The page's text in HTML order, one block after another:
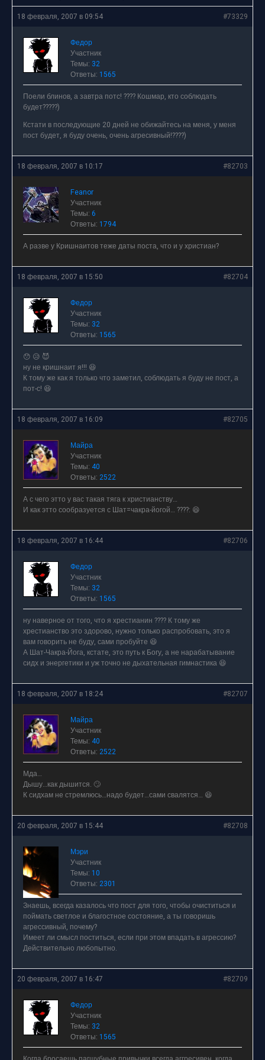
18 февраля, 2007 в 09:54
#73329
Федор
Участник
Темы: 32
Ответы: 1565
Поели блинов, а завтра потс! ???? Кошмар, кто соблюдать
будет?????)
Кстати в последующие 20 дней не обижайтесь на меня, у меня
пост будет, я буду очень, очень агресивный!????)
18 февраля, 2007 в 10:17 #82703
Feanor
Участник
Темы: 6
Ответы: 1794
А разве у Кришнаитов теже даты поста, что и у христиан?
18 февраля, 2007 в 15:50 #82704
Федор
Участник
Темы: 32
Ответы: 1565
😯 😥 😈
ну не кришнаит я!!! 😆
К тому же как я только что заметил, соблюдать я буду не пост, а
пот-с! 😆
18 февраля, 2007 в 16:09 #82705
Майра
Участник
Темы: 40
Ответы: 2522
А с чего этто у вас такая тяга к христианству…
И как этто сообразуется с Шат=чакра-йогой… ????: 😆
18 февраля, 2007 в 16:44 #82706
Федор
Участник
Темы: 32
Ответы: 1565
ну наверное от того, что я хрестианин ???? К тому же
хрестианство это здорово, нужно только распробовать, это я
вам говорить не буду, сами пробуйте 😆
А Шат-Чакра-Йога, кстате, это путь к Богу, а не нарабатывание
сидх и энергетики и уж точно не дыхательная гимнастика 😆
18 февраля, 2007 в 18:24 #82707
Майра
Участник
Темы: 40
Ответы: 2522
Мда…
Дышу…как дышится. 🙄
К сидхам не стремлюсь…надо будет…сами свалятся… 😆
20 февраля, 2007 в 15:44 #82708
Мэри
Участник
Темы: 10
Ответы: 2301
Знаешь, всегда казалось что пост для того, чтобы очиститься и
поймать светлое и благостное состояние, а ты говоришь
агрессивный, почему?
Имеет ли смысл поститься, если при этом впадать в агрессию?
Действительно любопытно.
20 февраля, 2007 в 16:47 #82709
Федор
Участник
Темы: 32
Ответы: 1565